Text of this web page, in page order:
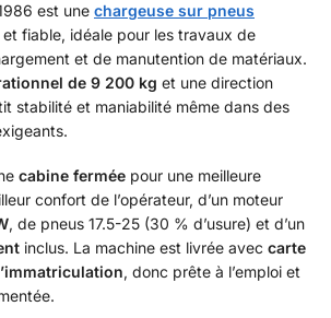
est une chargeuse sur pneus
fiable, idéale pour les travaux de
et de manutention de matériaux.
de 9 200 kg et une direction
stabilité et maniabilité même dans des
cabine fermée pour une meilleure
confort de l’opérateur, d’un moteur
, de pneus 17.5-25 (30 % d’usure) et d’un
inclus. La machine est livrée avec carte
, donc prête à l’emploi et